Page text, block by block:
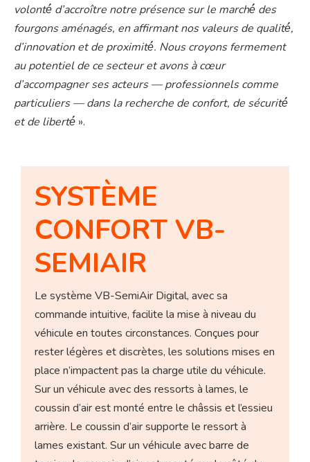
volonté́ d’accroître notre présence sur le marché́ des
fourgons aménagés, en affirmant nos valeurs de qualité́,
d’innovation et de proximité́. Nous croyons fermement
au potentiel de ce secteur et avons à cœur
d’accompagner ses acteurs — professionnels comme
particuliers — dans la recherche de confort, de sécurité́
et de liberté́ ».
SYSTÈME
CONFORT VB-
SEMIAIR
Le système VB-SemiAir Digital, avec sa
commande intuitive, facilite la mise à niveau du
véhicule en toutes circonstances. Conçues pour
rester légères et discrètes, les solutions mises en
place n’impactent pas la charge utile du véhicule.
Sur un véhicule avec des ressorts à lames, le
coussin d’air est monté entre le châssis et l’essieu
arrière. Le coussin d’air supporte le ressort à
lames existant. Sur un véhicule avec barre de